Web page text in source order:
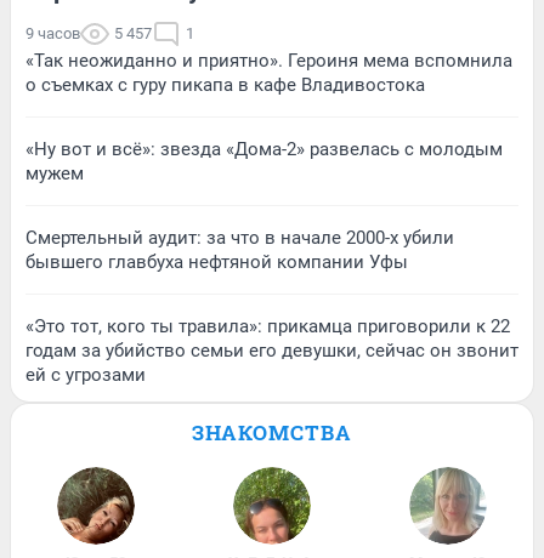
9 часов 5 457 1
«Так неожиданно и приятно». Героиня мема вспомнила
о съемках с гуру пикапа в кафе Владивостока
«Ну вот и всё»: звезда «Дома-2» развелась с молодым
мужем
Смертельный аудит: за что в начале 2000-х убили
бывшего главбуха нефтяной компании Уфы
«Это тот, кого ты травила»: прикамца приговорили к 22
годам за убийство семьи его девушки, сейчас он звонит
ей с угрозами
ЗНАКОМСТВА